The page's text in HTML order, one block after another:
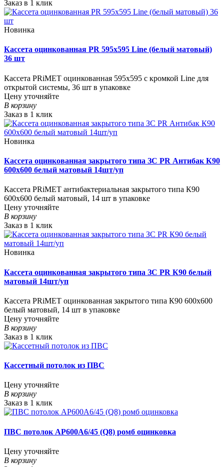
Заказ в 1 клик
Новинка
Кассета оцинкованная PR 595х595 Line (белый матовый)
36 шт
Кассета PRiMET оцинкованная 595х595 с кромкой Line для
открытой системы, 36 шт в упаковке
Цену уточняйте
В корзину
Заказ в 1 клик
Новинка
Кассета оцинкованная закрытого типа ЗС PR Антибак К90
600х600 белый матовый 14шт/уп
Кассета PRiMET антибактериальная закрытого типа К90
600х600 белый матовый, 14 шт в упаковке
Цену уточняйте
В корзину
Заказ в 1 клик
Новинка
Кассета оцинкованная закрытого типа ЗС PR К90 белый
матовый 14шт/уп
Кассета PRiMET оцинкованная закрытого типа К90 600х600
белый матовый, 14 шт в упаковке
Цену уточняйте
В корзину
Заказ в 1 клик
Кассетный потолок из ПВС
Цену уточняйте
В корзину
Заказ в 1 клик
ПВС потолок AP600A6/45 (Q8) ромб оцинковка
Цену уточняйте
В корзину